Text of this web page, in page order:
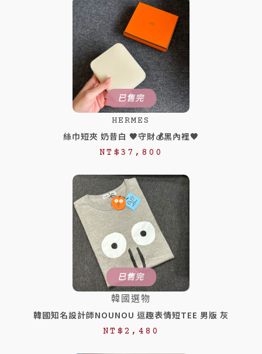
已售完
HERMES
絲巾短夾 奶昔白 🖤守財💰黑內裡🖤
NT$ 37,800
已售完
韓國選物
韓國知名設計師NOUNOU 逗趣表情短TEE 男版 灰
NT$ 2,480